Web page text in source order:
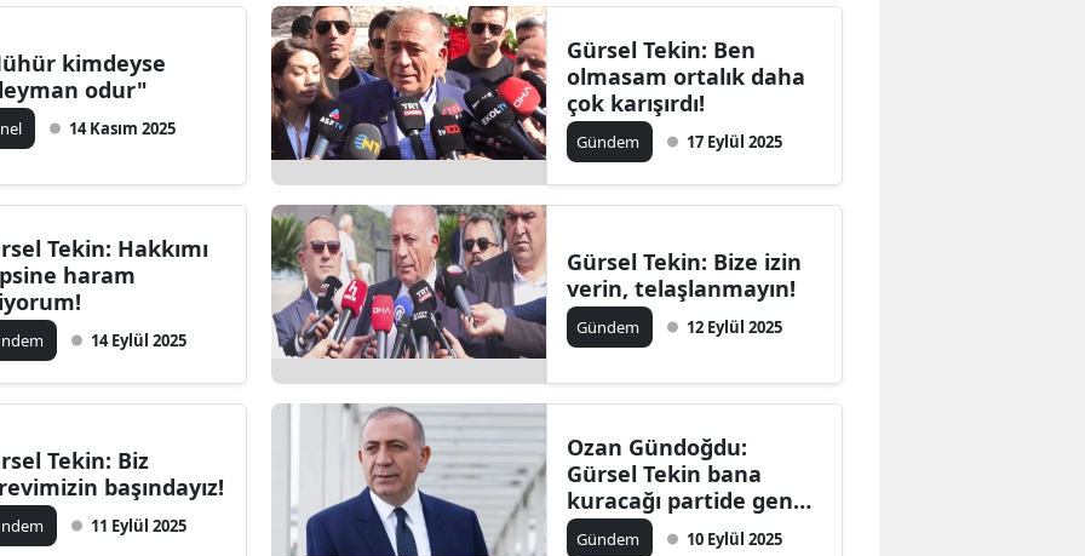
kimdeyse
odur"
14 Kasım 2025
Gürsel Tekin: Ben
olmasam ortalık daha
çok karışırdı!
Gündem 17 Eylül 2025
Tekin: Hakkımı
haram
14 Eylül 2025
Gürsel Tekin: Bize izin
verin, telaşlanmayın!
Gündem 12 Eylül 2025
Tekin: Biz
başındayız!
11 Eylül 2025
Ozan Gündoğdu:
Gürsel Tekin bana
kuracağı partide genel
başkanlık teklif etti!
Gündem 10 Eylül 2025